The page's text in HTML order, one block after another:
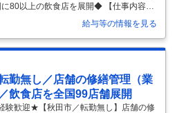
80以上の飲食店を展開◆ 【仕事内容】
職候補）◆月残業15h程／基本土日祝休
◆ 【具体的な仕事内容】 ～残業平均15
の運営会社/地方創生・地域活性にも寄与
店舗が選出！ たくさんのお客様より高評
バックオフィス機能の強化を目的とした
仕事をお任せします≫ 【経理】 ・伝票
力 ・月次決算、年次決算業…
給与等の情報を見る
勤無し／店舗の修繕管理（業
飲食店を全国99店舗展開
験歓迎★【秋田市／転勤無し】店舗の修